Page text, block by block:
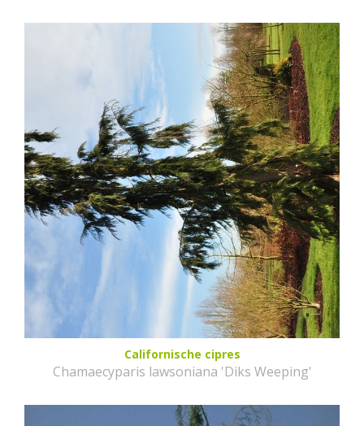
Californische cipres
Chamaecyparis lawsoniana 'Diks Weeping'